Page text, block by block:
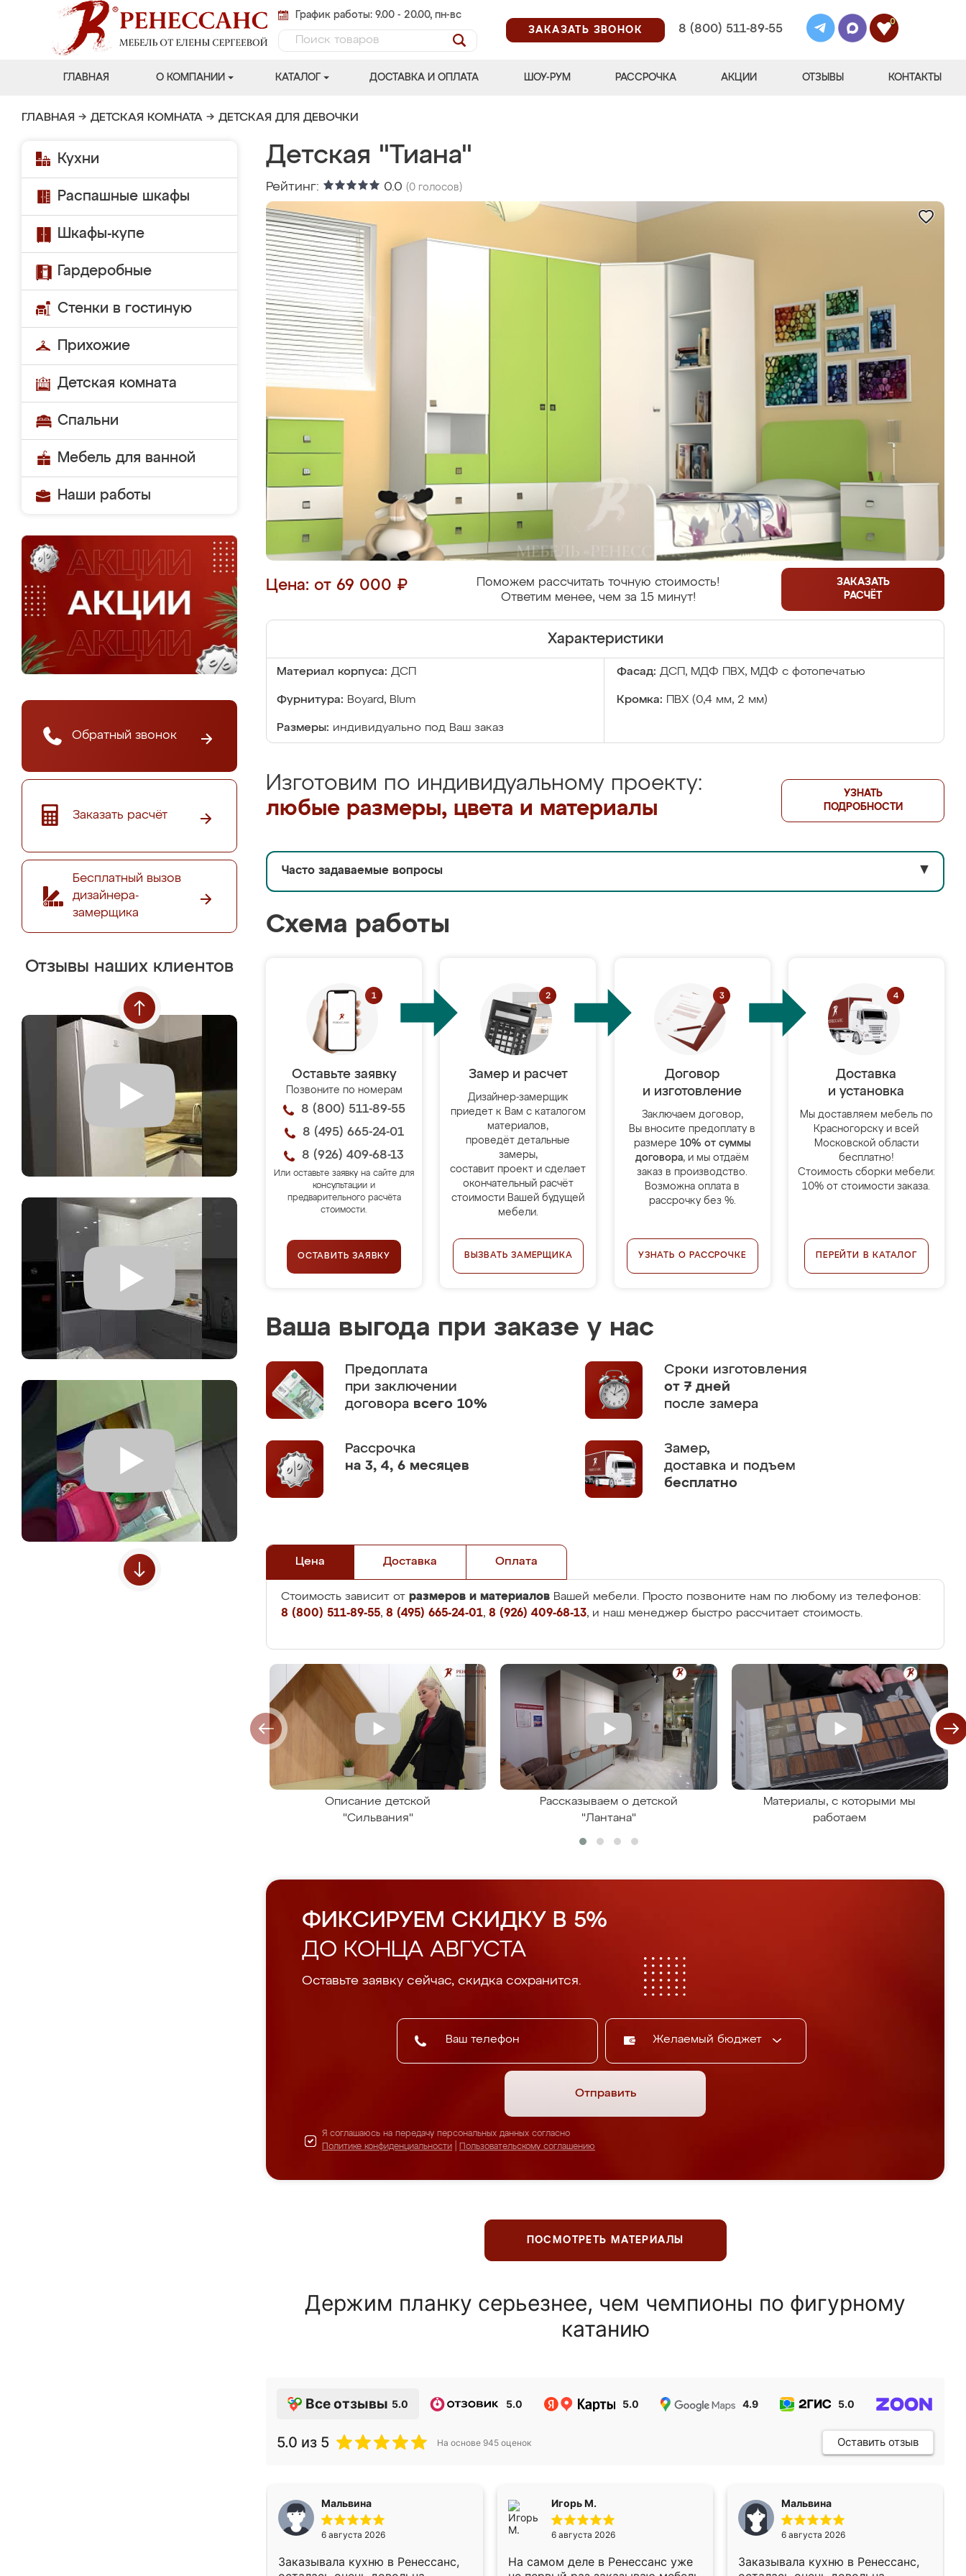
График работы: 9.00 - 20.00, пн-вс
ЗАКАЗАТЬ ЗВОНОК
8 (800) 511-89-55
0
ГЛАВНАЯ О КОМПАНИИ КАТАЛОГ ДОСТАВКА И ОПЛАТА ШОУ-РУМ РАССРОЧКА АКЦИИ ОТЗЫВЫ КОНТАКТЫ
ГЛАВНАЯ → ДЕТСКАЯ КОМНАТА → ДЕТСКАЯ ДЛЯ ДЕВОЧКИ
Кухни
Распашные шкафы
Шкафы-купе
Гардеробные
Стенки в гостиную
Прихожие
Детская комната
Спальни
Мебель для ванной
Наши работы
Обратный звонок
Заказать расчёт
Бесплатный вызов
дизайнера-
замерщика
Отзывы наших клиентов
Детская "Тиана"
Рейтинг: 0.0 (0 голосов)
Цена: от 69 000 ₽
Поможем рассчитать точную стоимость!
Ответим менее, чем за 15 минут!
ЗАКАЗАТЬ
РАСЧЁТ
Характеристики
Материал корпуса: ДСП Фасад: ДСП, МДФ ПВХ, МДФ с фотопечатью
Фурнитура: Boyard, Blum Кромка: ПВХ (0,4 мм, 2 мм)
Размеры: индивидуально под Ваш заказ
Изготовим по индивидуальному проекту:
любые размеры, цвета и материалы
УЗНАТЬ
ПОДРОБНОСТИ
Часто задаваемые вопросы ▼
Схема работы
Оставьте заявку
Позвоните по номерам
8 (800) 511-89-55
8 (495) 665-24-01
8 (926) 409-68-13
Или оставьте заявку на сайте для
консультации и
предварительного расчёта
стоимости.
ОСТАВИТЬ ЗАЯВКУ
Замер и расчет
Дизайнер-замерщик
приедет к Вам с каталогом
материалов,
проведёт детальные
замеры,
составит проект и сделает
окончательный расчёт
стоимости Вашей будущей
мебели.
ВЫЗВАТЬ ЗАМЕРЩИКА
Договор
и изготовление
Заключаем договор,
Вы вносите предоплату в
размере 10% от суммы
договора, и мы отдаём
заказ в производство.
Возможна оплата в
рассрочку без %.
УЗНАТЬ О РАССРОЧКЕ
Доставка
и установка
Мы доставляем мебель по
Красногорску и всей
Московской области
бесплатно!
Стоимость сборки мебели:
10% от стоимости заказа.
ПЕРЕЙТИ В КАТАЛОГ
Ваша выгода при заказе у нас
Предоплата
при заключении
договора всего 10%
Сроки изготовления
от 7 дней
после замера
Рассрочка
на 3, 4, 6 месяцев
Замер,
доставка и подъем
бесплатно
Цена Доставка Оплата
Стоимость зависит от размеров и материалов Вашей мебели. Просто позвоните нам по любому из телефонов:
8 (800) 511-89-55, 8 (495) 665-24-01, 8 (926) 409-68-13, и наш менеджер быстро рассчитает стоимость.
Описание детской
"Сильвания"
Рассказываем о детской
"Лантана"
Материалы, с которыми мы
работаем
ФИКСИРУЕМ СКИДКУ В 5%
ДО КОНЦА АВГУСТА
Оставьте заявку сейчас, скидка сохранится.
Желаемый бюджет
Отправить
Я соглашаюсь на передачу персональных данных согласно
Политике конфиденциальности
Пользовательскому соглашению
ПОСМОТРЕТЬ МАТЕРИАЛЫ
Держим планку серьезнее, чем чемпионы по фигурному
катанию
Все отзывы 5.0 5.0 5.0 4.9 5.0
5.0 из 5 На основе 945 оценок Оставить отзыв
Мальвина
6 августа 2026
Заказывала кухню в Ренессанс,
Игорь М.
6 августа 2026
На самом деле в Ренессанс уже
Мальвина
6 августа 2026
Заказывала кухню в Ренессанс,